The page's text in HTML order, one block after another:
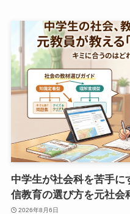
中学生が社会科を苦手に
信教育の選び方を元社会
2026年8月6日